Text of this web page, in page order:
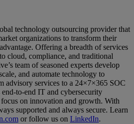
technology outsourcing provider that
organizations to transform their
Offering a breadth of services
cloud, compliance, and traditional
team of seasoned experts develop
and automate technology to
advisory services to a 24×7×365 SOC
to-end IT and cybersecurity
focus on innovation and growth. With
supported and always secure. Learn
or follow us on LinkedIn.